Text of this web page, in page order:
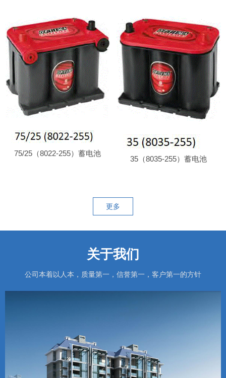
75/25（8022-255）蓄电池
35（8035-255）蓄电池
更多
关于我们
公司本着以人本，质量第一，信誉第一，客户第一的方针